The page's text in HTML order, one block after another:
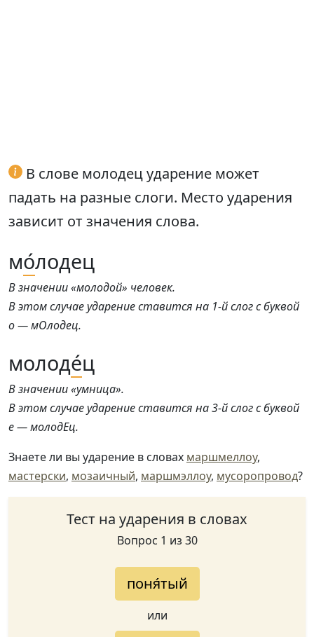
В слове молодец ударение может
падать на разные слоги. Место ударения
зависит от значения слова.
мо́лодец
В значении «молодой» человек.
В этом случае ударение ставится на 1-й слог с буквой
о — мОлодец.
молоде́ц
В значении «умница».
В этом случае ударение ставится на 3-й слог с буквой
е — молодЕц.
Знаете ли вы ударение в словах маршмеллоу,
мастерски, мозаичный, маршмэллоу, мусоропровод?
Тест на ударения в словах
Вопрос 1 из 30
поня́тый
или